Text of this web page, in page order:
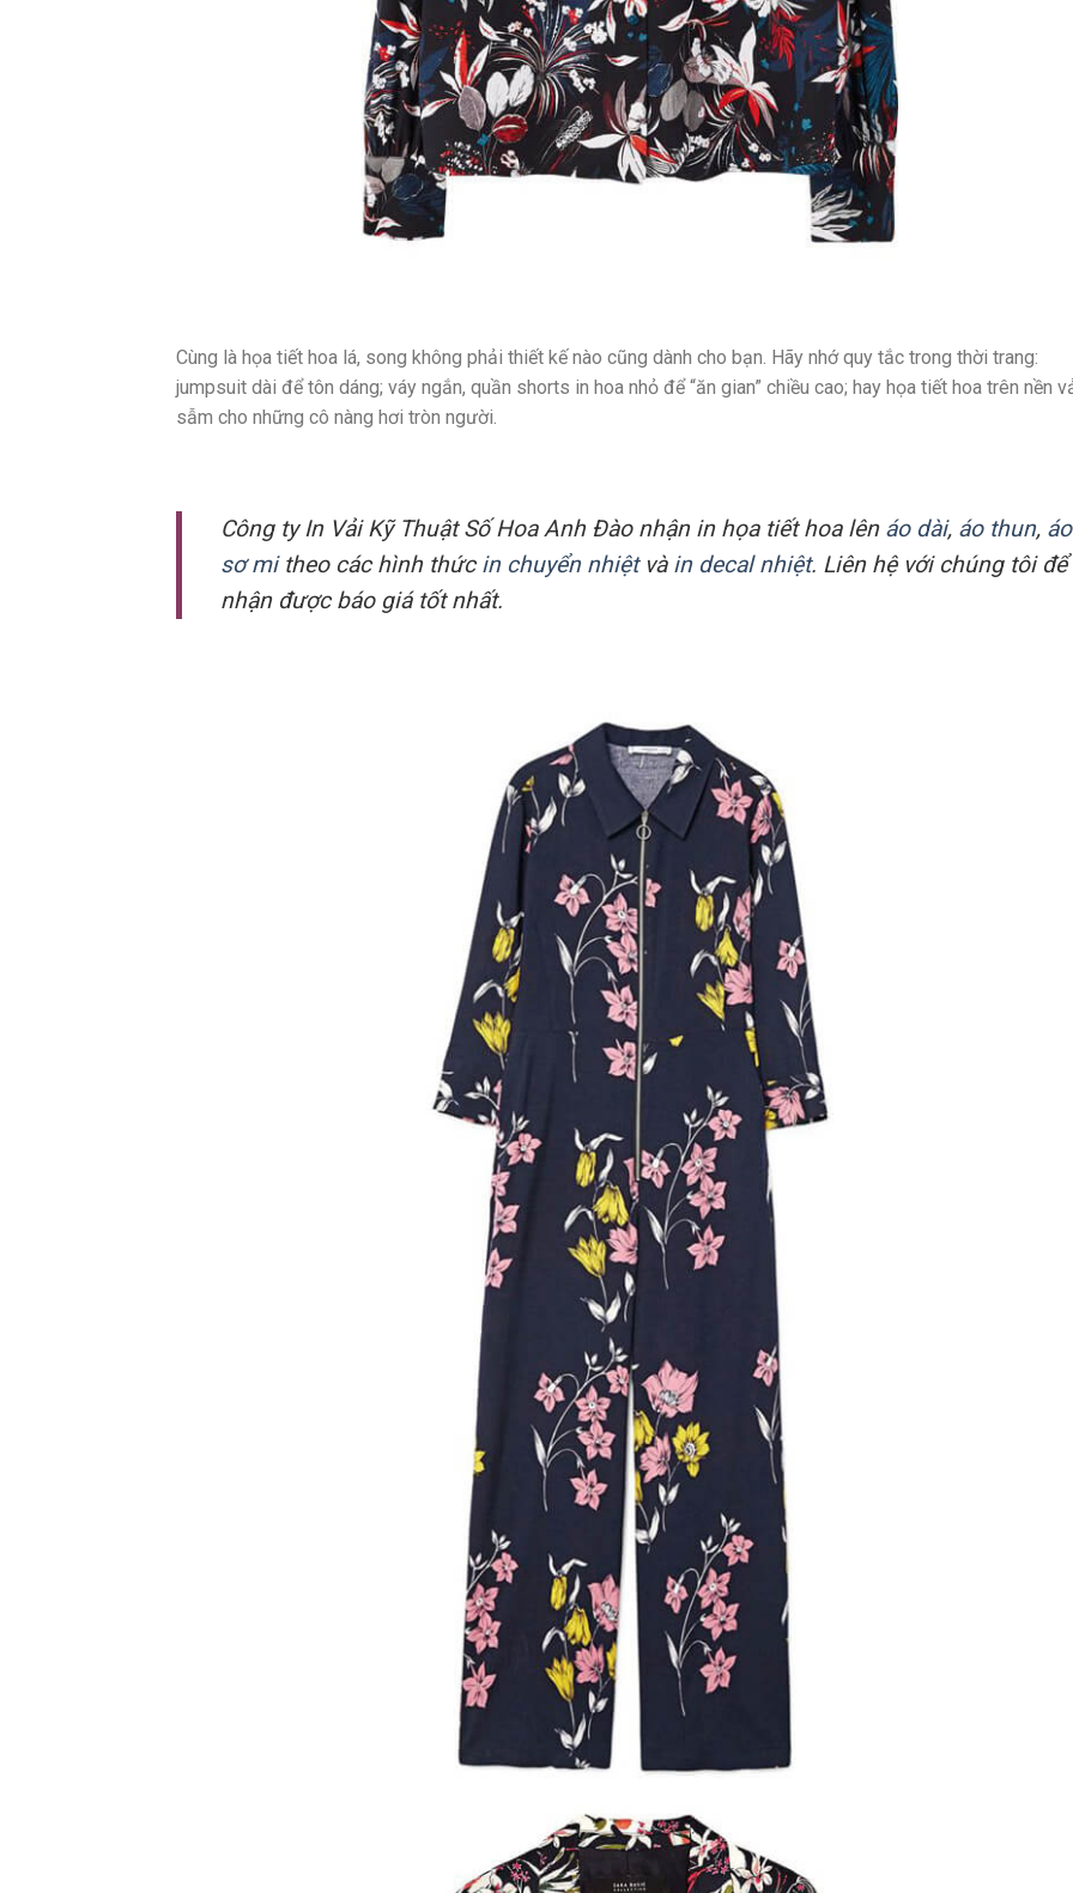
Cùng là họa tiết hoa lá, song không phải thiết kế nào cũng dành cho bạn. Hãy nhớ quy tắc trong thời trang:
jumpsuit dài để tôn dáng; váy ngắn, quần shorts in hoa nhỏ để “ăn gian” chiều cao; hay họa tiết hoa trên nền
sẫm cho những cô nàng hơi tròn người.
Công ty In Vải Kỹ Thuật Số Hoa Anh Đào nhận in họa tiết hoa lên áo dài, áo thun, áo
sơ mitheo các hình thứcin chuyển nhiệtvà in decal nhiệt. Liên hệ với chúng tôi để
nhận được báo giá tốt nhất.